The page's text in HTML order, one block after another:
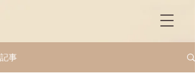
記事